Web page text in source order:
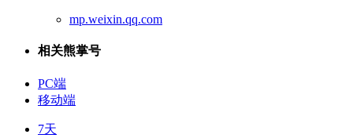
mp.weixin.qq.com
相关熊掌号
PC端
移动端
7天